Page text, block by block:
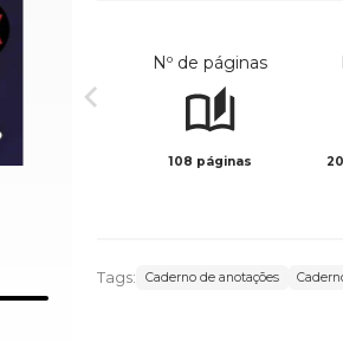
Nº de páginas
108 páginas
Tags: Caderno de anotações